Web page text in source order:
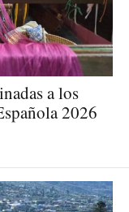
a los
2026